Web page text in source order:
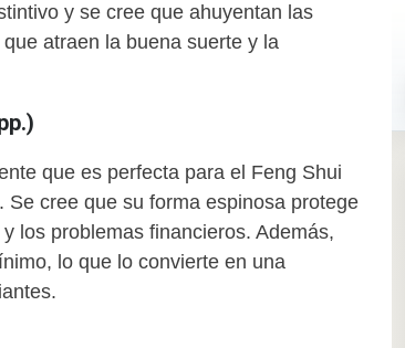
y se cree que ahuyentan las
atraen la buena suerte y la
que es perfecta para el Feng Shui
cree que su forma espinosa protege
los problemas financieros. Además,
lo que lo convierte en una